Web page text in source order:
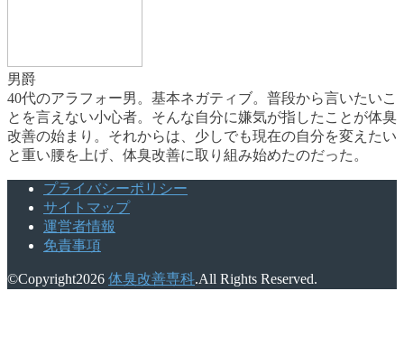
男爵
40代のアラフォー男。基本ネガティブ。普段から言いたいこ
とを言えない小心者。そんな自分に嫌気が指したことが体臭
改善の始まり。それからは、少しでも現在の自分を変えたい
と重い腰を上げ、体臭改善に取り組み始めたのだった。
プライバシーポリシー
サイトマップ
運営者情報
免責事項
©Copyright2026 体臭改善専科.All Rights Reserved.